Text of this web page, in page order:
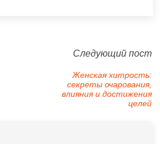
Следующий пост
Женская хитрость:
секреты очарования,
влияния и достижения
целей